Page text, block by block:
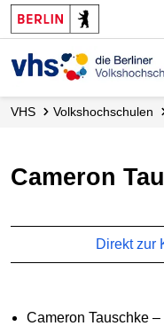
VHS Volks­hochschulen
Cameron
Direkt zur
Cameron Tauschke